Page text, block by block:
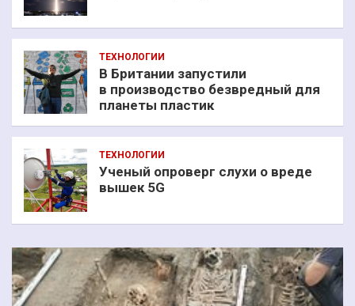
ТЕХНОЛОГИИ
В Британии запустили
в производство безвредный для
планеты пластик
ТЕХНОЛОГИИ
Ученый опроверг слухи о вреде
вышек 5G